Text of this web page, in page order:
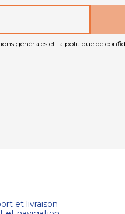
générales et la politique de
et livraison